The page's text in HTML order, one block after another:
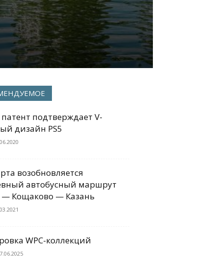
подтверждает V-
дизайн PS5
возобновляется
автобусный маршрут
— Кощаково — Казань
WPC-коллекций